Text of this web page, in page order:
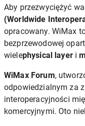
Aby przezwyciężyć
(Worldwide
opracowany. WiMax
bezprzewodowej
wielephysical layeri
WiMax Forum,
odpowiedzialnym za
interoperacyjności
komercyjnymi. Oto